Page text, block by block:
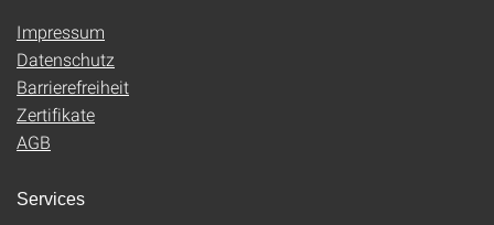
Impressum
Datenschutz
Barrierefreiheit
Zertifikate
AGB
Services